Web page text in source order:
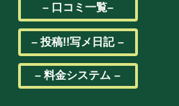
– 口コミ一覧–
–投稿!!写メ日記 –
– 料金システム –